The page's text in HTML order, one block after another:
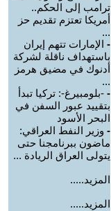
ترامب إلى الحكم..
أمريكا تعتزم تقديم حز
...
- الإمارات تتهم إيران
باستهداف ناقلة لشركة
أدنوك في مضيق هرمز
...
- -بلومبيرغ-: تركيا تبدأ
بتقييد عبور السفن في
البحر الأسود
- وزير النفط العراقي:
ماضون ببرنامجنا حتى
يتولى العراق الريادة ...
المزيد.....
المزيد.....